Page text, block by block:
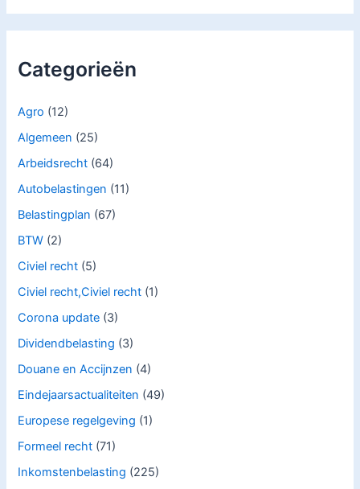
Categorieën
Agro (12)
Algemeen (25)
Arbeidsrecht (64)
Autobelastingen (11)
Belastingplan (67)
BTW (2)
Civiel recht (5)
Civiel recht,Civiel recht (1)
Corona update (3)
Dividendbelasting (3)
Douane en Accijnzen (4)
Eindejaarsactualiteiten (49)
Europese regelgeving (1)
Formeel recht (71)
Inkomstenbelasting (225)